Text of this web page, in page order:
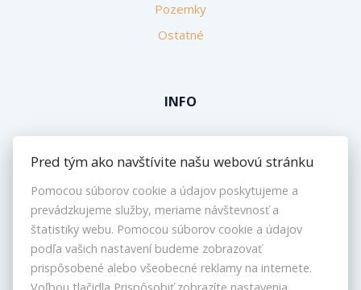
Pozemky
Ostatné
INFO
Napíšte nám
Kontakt
Nastavenie cookies
Pred tým ako navštívite našu webovú stránku
Pomocou súborov cookie a údajov poskytujeme a
prevádzkujeme služby, meriame návštevnosť a
štatistiky webu. Pomocou súborov cookie a údajov
podľa vašich nastavení budeme zobrazovať
prispôsobené alebo všeobecné reklamy na internete.